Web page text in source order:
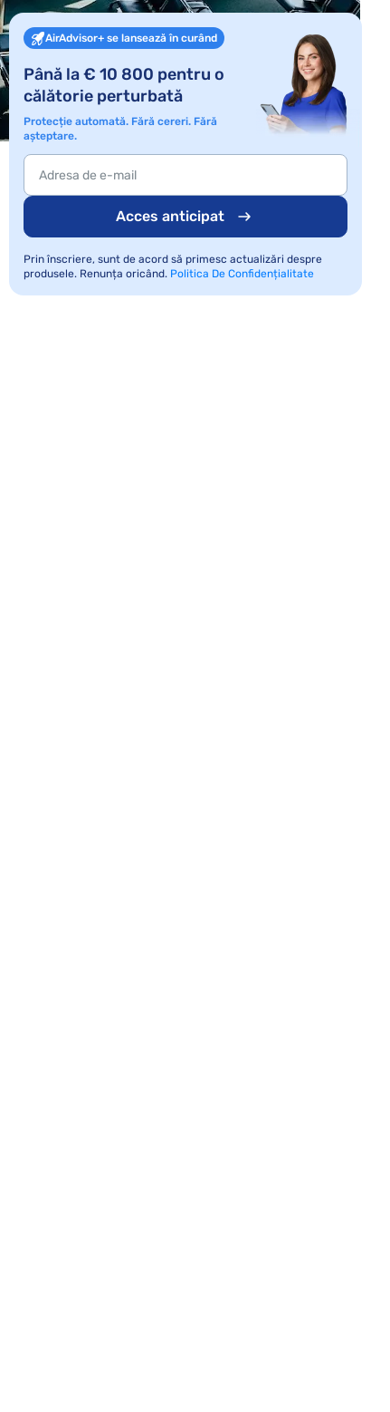
AirAdvisor+ se lansează în curând
Până la € 10 800 pentru o
călătorie perturbată
Protecție automată. Fără cereri. Fără
așteptare.
Acces anticipat
Prin înscriere, sunt de acord să primesc actualizări despre
produsele. Renunța oricând. Politica De Confidențialitate